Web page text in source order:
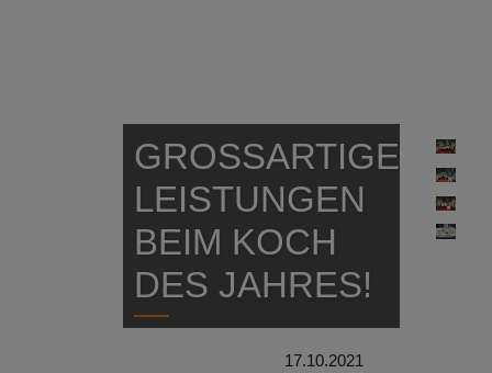
GROSSARTIGE L
EISTUNGEN B
EIM KOCH D
ES JAHRES!
17.10.2021